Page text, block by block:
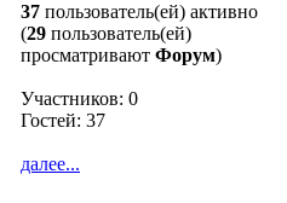
37 пользователь(ей) активно
(29 пользователь(ей)
просматривают Форум)
Участников: 0
Гостей: 37
далее...